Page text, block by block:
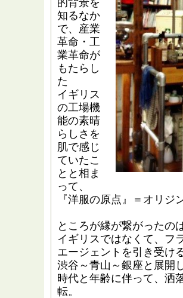
的背景を
知るなか
で、産業
革命・工
業革命が
もたらし
た
イギリス
の工場機
能の素晴
らしさを
肌で感じ
ていたこ
とと相ま
って、
『洋服の原点』＝オリ
ところが縁が繋がったの
イギリスではなくて、 フ
エージェントを引き受け
渋谷～青山～銀座と展開
時代と年齢に伴って、洒
転。